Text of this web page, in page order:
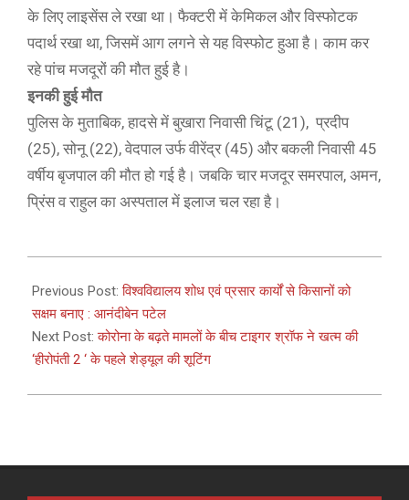
के लिए लाइसेंस ले रखा था। फैक्टरी में केमिकल और विस्फोटक
पदार्थ रखा था, जिसमें आग लगने से यह विस्फोट हुआ है। काम कर
रहे पांच मजदूरों की मौत हुई है।
इनकी हुई मौत
पुलिस के मुताबिक, हादसे में बुखारा निवासी चिंटू (21), प्रदीप
(25), सोनू (22), वेदपाल उर्फ वीरेंद्र (45) और बकली निवासी 45
वर्षीय बृजपाल की मौत हो गई है। जबकि चार मजदूर समरपाल, अमन,
प्रिंस व राहुल का अस्पताल में इलाज चल रहा है।
04-
08
Previous Post:विश्वविद्यालय शोध एवं प्रसार कार्यों से किसानों को
सक्षम बनाए : आनंदीबेन पटेल
Next Post:कोरोना के बढ़ते मामलों के बीच टाइगर श्रॉफ ने खत्म की
‘हीरोपंती 2 ‘ के पहले शेड्यूल की शूटिंग